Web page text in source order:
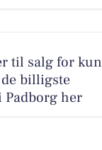
til salg for kun
billigste
her